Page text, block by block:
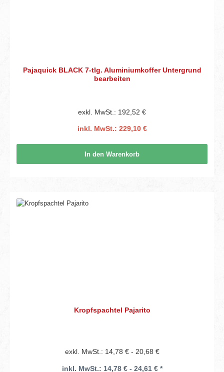
Pajaquick BLACK 7-tlg. Aluminiumkoffer Untergrund
bearbeiten
exkl. MwSt.: 192,52 €
inkl. MwSt.: 229,10 €
In den Warenkorb
Kropfspachtel Pajarito
exkl. MwSt.: 14,78 € - 20,68 €
inkl. MwSt.: 14,78 € - 24,61 € *